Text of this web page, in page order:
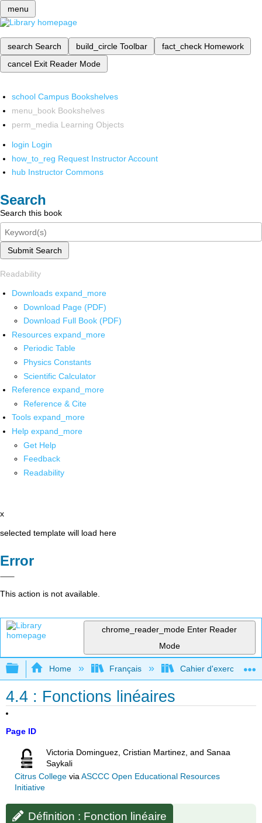
menu
search Search build_circle Toolbar fact_check Homework
cancel Exit Reader Mode
school Campus Bookshelves
menu_book Bookshelves
perm_media Learning Objects
login Login
how_to_reg Request Instructor Account
hub Instructor Commons
Search
Search this book
Submit Search
Readability
Downloads expand_more
Download Page (PDF)
Download Full Book (PDF)
Resources expand_more
Periodic Table
Physics Constants
Scientific Calculator
Reference expand_more
Reference & Cite
Tools expand_more
Help expand_more
Get Help
Feedback
Readability
x
selected template will load here
Error
This action is not available.
chrome_reader_mode Enter Reader
Mode
Expand/collapse global hierarchy
Home Français Cahier d'exercices
4.4 : Fonctions linéaires
Page ID
Victoria Dominguez, Cristian Martinez, and Sanaa
Saykali
Citrus Collegevia ASCCC Open Educational Resources
Initiative
Définition : Fonction linéaire